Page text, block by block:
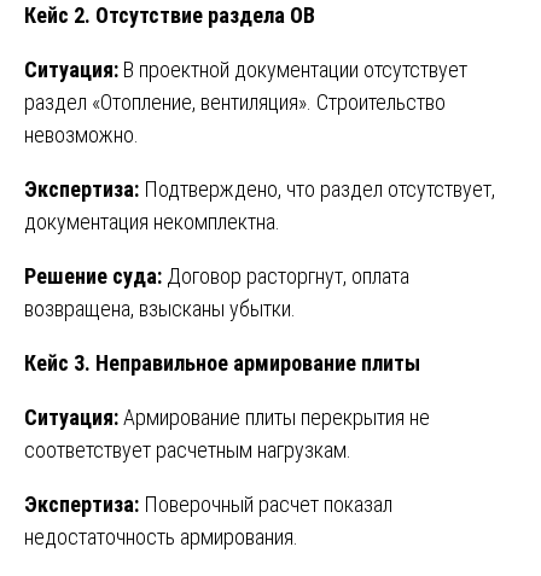
Кейс 2. Отсутствие раздела ОВ
Ситуация: В проектной документации отсутствует
раздел «Отопление, вентиляция». Строительство
невозможно.
Экспертиза: Подтверждено, что раздел отсутствует,
документация некомплектна.
Решение суда: Договор расторгнут, оплата
возвращена, взысканы убытки.
Кейс 3. Неправильное армирование плиты
Ситуация:Армирование плиты перекрытия не
соответствует расчетным нагрузкам.
Экспертиза: Поверочный расчет показал
недостаточность армирования.